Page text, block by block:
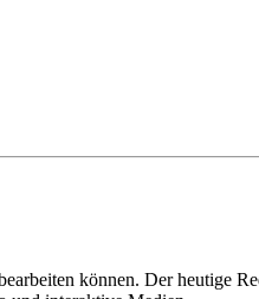
können. Der heutige